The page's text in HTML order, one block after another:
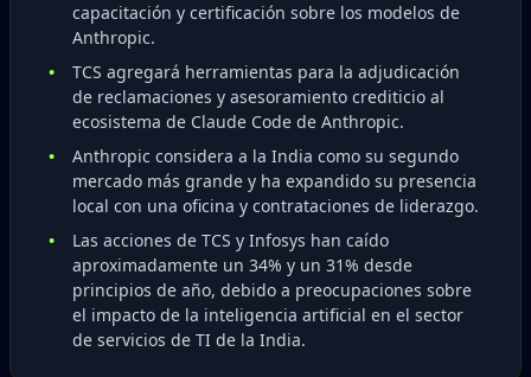
capacitación y certificación sobre los modelos de
Anthropic.
TCS agregará herramientas para la adjudicación
de reclamaciones y asesoramiento crediticio al
ecosistema de Claude Code de Anthropic.
Anthropic considera a la India como su segundo
mercado más grande y ha expandido su presencia
local con una oficina y contrataciones de liderazgo.
Las acciones de TCS y Infosys han caído
aproximadamente un 34% y un 31% desde
principios de año, debido a preocupaciones sobre
el impacto de la inteligencia artificial en el sector
de servicios de TI de la India.